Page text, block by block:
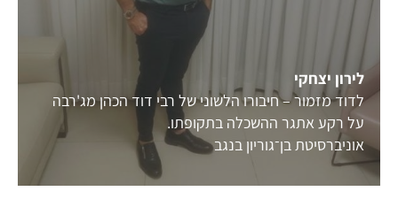
לירון יצחקי
לדוד מזמור – חיבורו הלשוני של רבי דוד הכהן מג'רבה
על רקע אתגר ההשכלה בתקופתו.
אוניברסיטת בן־גוריון בנגב